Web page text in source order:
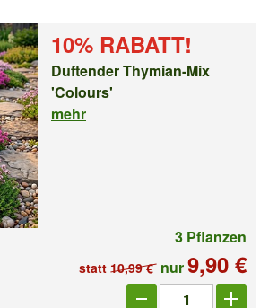
10% RABATT!
Duftender Thymian-Mix
'Colours'
mehr
3 Pflanzen
statt 10,99 € nur9,90 €
Anzahl_1009491